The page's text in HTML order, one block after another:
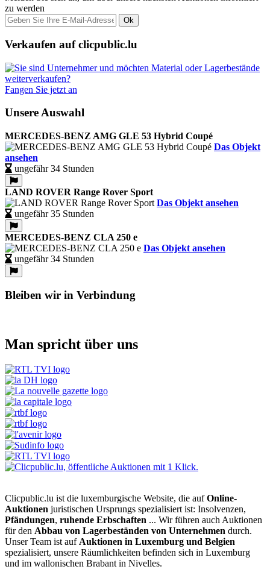
zu werden
Ok
Verkaufen auf clicpublic.lu
Fangen Sie jetzt an
Unsere Auswahl
MERCEDES-BENZ AMG GLE 53 Hybrid Coupé
Das Objekt
ansehen
ungefähr 34 Stunden
LAND ROVER Range Rover Sport
Das Objekt ansehen
ungefähr 35 Stunden
MERCEDES-BENZ CLA 250 e
Das Objekt ansehen
ungefähr 34 Stunden
Bleiben wir in Verbindung
Man spricht über uns
Clicpublic.lu ist die luxemburgische Website, die aufOnline-
Auktionen juristischen Ursprungs spezialisiert ist: Insolvenzen,
Pfändungen, ruhende Erbschaften ... Wir führen auch Auktionen
für den Abbau von Lagerbeständen von Unternehmen durch.
Unser Team ist aufAuktionen in Luxemburg und Belgien
spezialisiert, unsere Räumlichkeiten befinden sich in Luxemburg
und im wallonischen Brabant in Nivelles.